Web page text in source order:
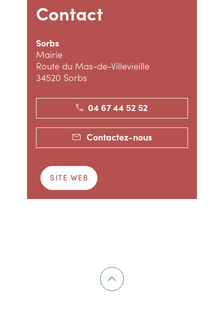
Contact
Sorbs
Mairie
Route du Mas-de-Villevieille
34520 Sorbs
04 67 44 52 52
Contactez-nous
SITE WEB